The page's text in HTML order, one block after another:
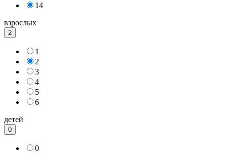
14
взрослых
2
1
2
3
4
5
6
детей
0
0